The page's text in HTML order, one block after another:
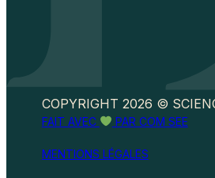
COPYRIGHT 2026 ©
FAIT AVEC PAR COM SEE
MENTIONS LÉGALES